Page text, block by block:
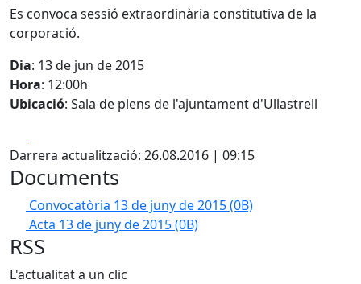
Es convoca sessió extraordinària constitutiva de la
corporació.
Dia: 13 de jun de 2015
Hora: 12:00h
Ubicació: Sala de plens de l'ajuntament d'Ullastrell
Darrera actualització: 26.08.2016 | 09:15
Documents
Convocatòria 13 de juny de 2015(0B)
Acta 13 de juny de 2015(0B)
RSS
L'actualitat a un clic